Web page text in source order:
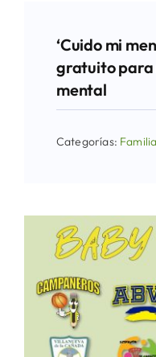
‘Cuido mi
gratuito para
mental
Categorías: Familia